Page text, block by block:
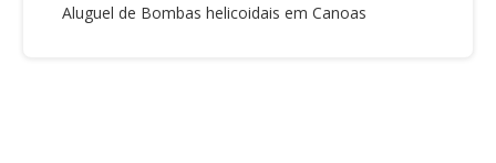
Aluguel de Bombas helicoidais em Canoas